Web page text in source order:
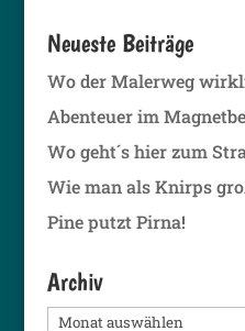
Neueste Beiträge
Wo der Malerweg
Abenteuer im
Wo geht´s hier zum
Wie man als Knirps
Pine putzt Pirna!
Archiv
Archiv